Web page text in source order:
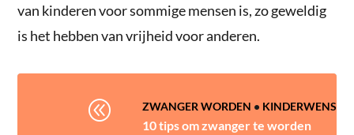
van kinderen voor sommige mensen is, zo geweldig
is het hebben van vrijheid voor anderen.
@ ZWANGER WORDEN • KINDERWENS
10 tips om zwanger te worden